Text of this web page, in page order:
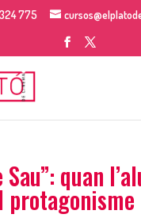
775
Sau”: quan
protagonisme